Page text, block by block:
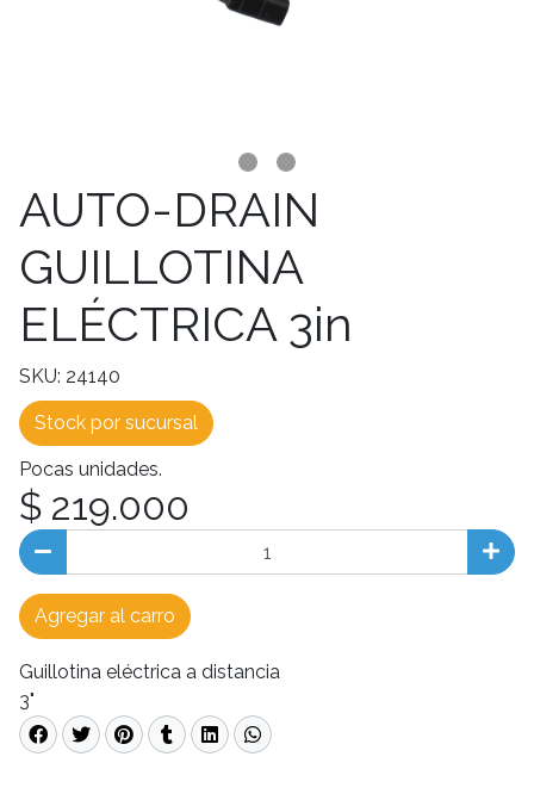
AUTO-DRAIN
GUILLOTINA
ELÉCTRICA 3in
SKU: 24140
Stock por sucursal
Pocas unidades.
$ 219.000
Agregar al carro
Guillotina eléctrica a distancia
3"